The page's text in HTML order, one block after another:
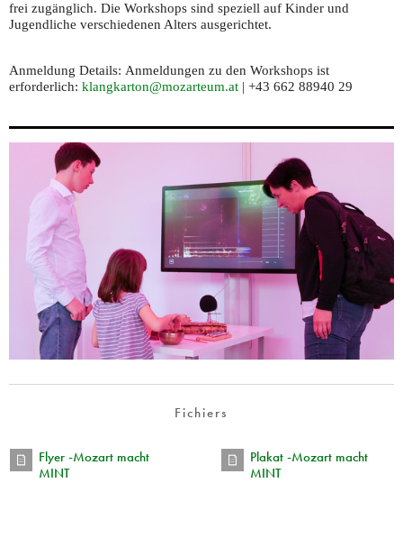
frei zugänglich. Die Workshops sind speziell auf Kinder und
Jugendliche verschiedenen Alters ausgerichtet.
Anmeldung Details: Anmeldungen zu den Workshops ist
erforderlich: klangkarton@mozarteum.at | +43 662 88940 29
Fichiers
Flyer -Mozart macht
MINT
Plakat -Mozart macht
MINT